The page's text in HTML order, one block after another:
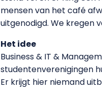
mensen van het café
uitgenodigd. We kregen
Het idee
Business & IT &
studentenverenigingen
Er krijgt hier niemand